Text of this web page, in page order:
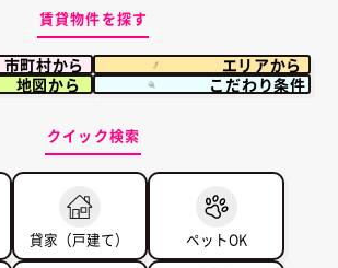
賃貸物件を探す
市町村から
エリアから
地図から
こだわり条件
クイック検索
貸家（戸建て） ペットOK